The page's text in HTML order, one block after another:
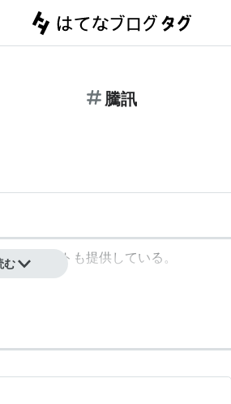
騰訊
信ソフトも提供している。
む